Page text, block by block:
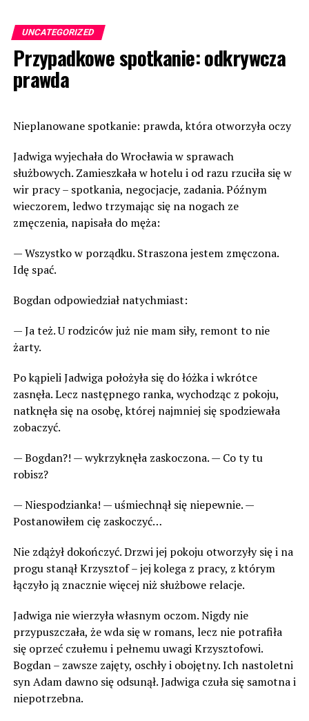
UNCATEGORIZED
Przypadkowe spotkanie: odkrywcza
prawda
Nieplanowane spotkanie: prawda, która otworzyła oczy
Jadwiga wyjechała do Wrocławia w sprawach
służbowych. Zamieszkała w hotelu i od razu rzuciła się w
wir pracy – spotkania, negocjacje, zadania. Późnym
wieczorem, ledwo trzymając się na nogach ze
zmęczenia, napisała do męża:
— Wszystko w porządku. Straszona jestem zmęczona.
Idę spać.
Bogdan odpowiedział natychmiast:
— Ja też. U rodziców już nie mam siły, remont to nie
żarty.
Po kąpieli Jadwiga położyła się do łóżka i wkrótce
zasnęła. Lecz następnego ranka, wychodząc z pokoju,
natknęła się na osobę, której najmniej się spodziewała
zobaczyć.
— Bogdan?! — wykrzyknęła zaskoczona. — Co ty tu
robisz?
— Niespodzianka! — uśmiechnął się niepewnie. —
Postanowiłem cię zaskoczyć…
Nie zdążył dokończyć. Drzwi jej pokoju otworzyły się i na
progu stanął Krzysztof – jej kolega z pracy, z którym
łączyło ją znacznie więcej niż służbowe relacje.
Jadwiga nie wierzyła własnym oczom. Nigdy nie
przypuszczała, że wda się w romans, lecz nie potrafiła
się oprzeć czułemu i pełnemu uwagi Krzysztofowi.
Bogdan – zawsze zajęty, oschły i obojętny. Ich nastoletni
syn Adam dawno się odsunął. Jadwiga czuła się samotna i
niepotrzebna.